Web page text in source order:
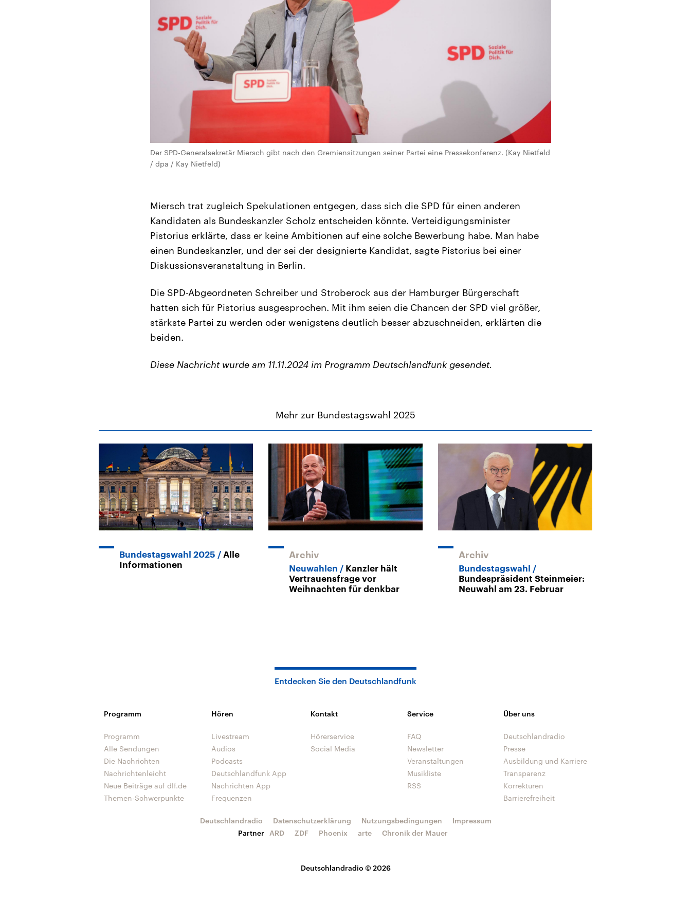
Der SPD-Generalsekretär Miersch gibt nach den Gremiensitzungen seiner Partei eine Pressekonferenz. (Kay Nietfeld
/ dpa / Kay Nietfeld)
Miersch trat zugleich Spekulationen entgegen, dass sich die SPD für einen anderen
Kandidaten als Bundeskanzler Scholz entscheiden könnte. Verteidigungsminister
Pistorius erklärte, dass er keine Ambitionen auf eine solche Bewerbung habe. Man habe
einen Bundeskanzler, und der sei der designierte Kandidat, sagte Pistorius bei einer
Diskussionsveranstaltung in Berlin.
Die SPD-Abgeordneten Schreiber und Stroberock aus der Hamburger Bürgerschaft
hatten sich für Pistorius ausgesprochen. Mit ihm seien die Chancen der SPD viel größer,
stärkste Partei zu werden oder wenigstens deutlich besser abzuschneiden, erklärten die
beiden.
Diese Nachricht wurde am 11.11.2024 im Programm Deutschlandfunk gesendet.
Mehr zur Bundestagswahl 2025
Bundestagswahl 2025
Alle
Informationen
Archiv
Neuwahlen
Kanzler hält
Vertrauensfrage vor
Weihnachten für denkbar
Archiv
Bundestagswahl
Bundespräsident Steinmeier:
Neuwahl am 23. Februar
Entdecken Sie den Deutschlandfunk
Programm
Programm
Alle Sendungen
Die Nachrichten
Nachrichtenleicht
Neue Beiträge auf dlf.de
Themen-Schwerpunkte
Hören
Livestream
Audios
Podcasts
Deutschlandfunk App
Nachrichten App
Frequenzen
Kontakt
Hörerservice
Social Media
Service
FAQ
Newsletter
Veranstaltungen
Musikliste
RSS
Über uns
Deutschlandradio
Presse
Ausbildung und Karriere
Transparenz
Korrekturen
Barrierefreiheit
Deutschlandradio © 2026
Deutschlandradio Datenschutzerklärung Nutzungsbedingungen
Impressum
Partner
ARD ZDF Phoenix arte Chronik der Mauer